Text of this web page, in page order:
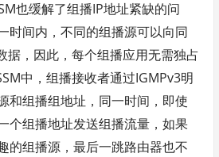
也缓解了组播IP地址紧缺的问
时间内，不同的组播源可以向同
据，因此，每个组播应用无需独占
中，组播接收者通过IGMPv3明
和组播组地址，同一时间，即使
个组播地址发送组播流量，如果
的组播源，最后一跳路由器也不